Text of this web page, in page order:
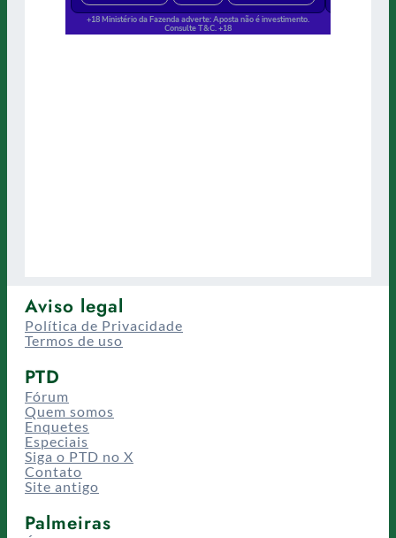
Aviso legal
Política de Privacidade
Termos de uso
PTD
Fórum
Quem somos
Enquetes
Especiais
Siga o PTD no X
Contato
Site antigo
Palmeiras